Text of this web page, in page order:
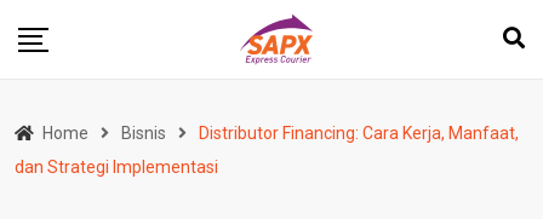
Home Bisnis
Distributor Financing: Cara Kerja, Manfaat,
dan Strategi Implementasi